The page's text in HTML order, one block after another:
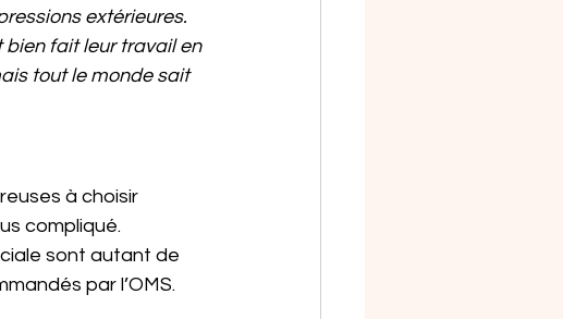
extérieures.
bien fait leur travail en
tout le monde sait
à choisir
compliqué.
sont autant de
par l’OMS.